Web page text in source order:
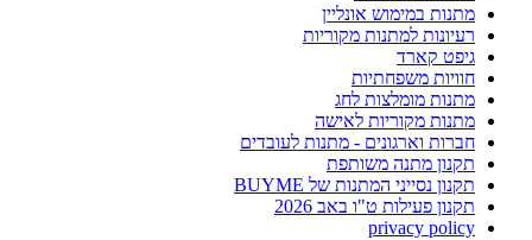
מתנות במימוש אונליין
רעיונות למתנות מקוריות
גיפט קארד
חוויות משפחתיות
מתנות מומלצות לחג
מתנות מקוריות לאישה
חברות וארגונים - מתנות לעובדים
תקנון מתנה משותפת
תקנון נסייני המתנות של BUYME
תקנון פעילות ט"ו באב 2026
privacy policy